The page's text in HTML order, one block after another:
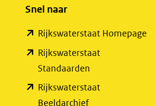
Snel naar
Rijkswaterstaat Homepage
Rijkswaterstaat
Standaarden
in
Rijkswaterstaat
Beeldarchief(opent